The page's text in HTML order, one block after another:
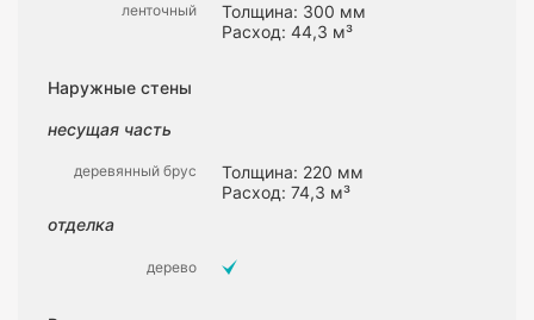
ленточный
Толщина: 300 мм
Расход: 44,3 м³
Наружные стены
несущая часть
деревянный брус
Толщина: 220 мм
Расход: 74,3 м³
отделка
дерево